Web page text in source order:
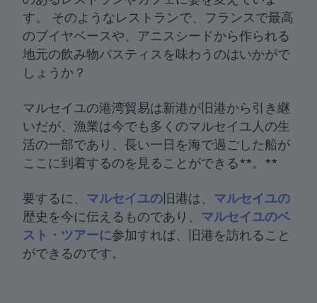
す。 そのようなレストランで、フランスで最高
のブイヤベースや、アニスシードから作られる
地元の飲み物パスティスを味わうのはいかがで
しょうか？
マルセイユの港湾貿易は新港が旧港から引き継
いだが、漁業は今でも多くのマルセイユ人の生
活の一部であり、長い一日を海で過ごした船が
ここに到着するのを見ることができる**。**
要するに、 マルセイユの 旧港は、 マルセイユの
歴史を今に伝えるものであり、 マルセイユのベ
スト・ツアーに参加すれば、旧港を訪れること
ができるのです。